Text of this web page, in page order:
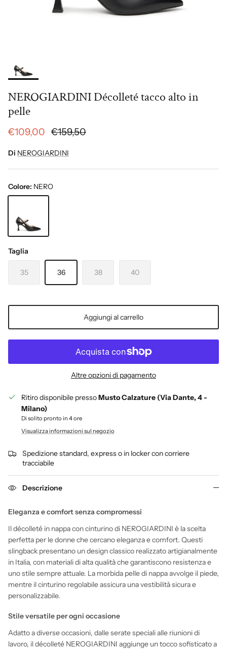
NEROGIARDINI Décolleté tacco alto in
pelle
€109,00 €159,50
Di NEROGIARDINI
Colore: NERO
Taglia
35 36 38 40
Aggiungi al carrello
Altre opzioni di pagamento
Ritiro disponibile pressoMusto Calzature (Via Dante, 4 -
Milano)
Di solito pronto in 4 ore
Visualizza informazioni sul negozio
Spedizione standard, express o in locker con corriere
tracciabile
Descrizione
Eleganza e comfort senza compromessi
Il décolleté in nappa con cinturino di NEROGIARDINI è la scelta
perfetta per le donne che cercano eleganza e comfort. Questi
slingback presentano un design classico realizzato artigianalmente
in Italia, con materiali di alta qualità che garantiscono resistenza e
uno stile sempre attuale. La morbida pelle di nappa avvolge il piede,
mentre il cinturino regolabile assicura una vestibilità sicura e
personalizzabile.
Stile versatile per ogni occasione
Adatto a diverse occasioni, dalle serate speciali alle riunioni di
lavoro, il décolleté NEROGIARDINI aggiunge un tocco sofisticato a